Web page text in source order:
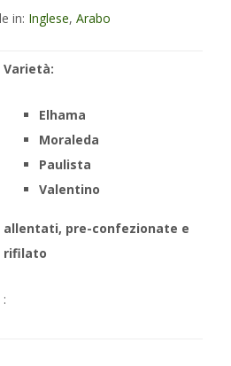
in: Inglese, Arabo
Varietà:
Elhama
Moraleda
Paulista
Valentino
allentati, pre-confezionate e
rifilato
: